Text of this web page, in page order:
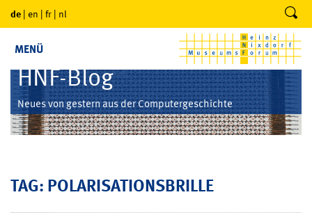
de | en | fr | nl
MENÜ
HNF-Blog
Neues von gestern aus der Computergeschichte
TAG: POLARISATIONSBRILLE